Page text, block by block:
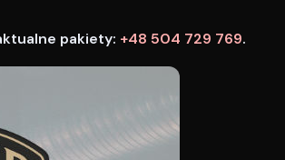
pakiety: +48 504 729 769.